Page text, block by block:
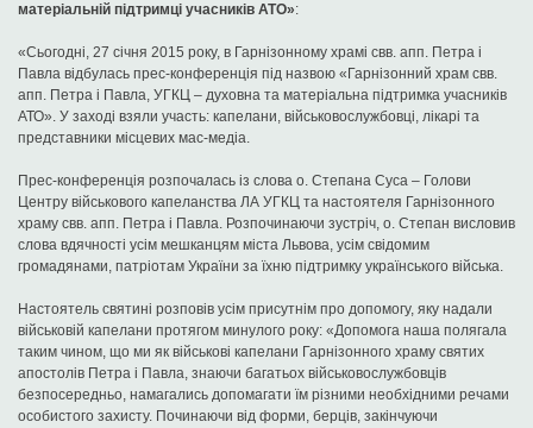
матеріальній підтримці учасників АТО»:
«Сьогодні, 27 січня 2015 року, в Гарнізонному храмі свв. апп. Петра і
Павла відбулась прес-конференція під назвою «Гарнізонний храм свв.
апп. Петра і Павла, УГКЦ – духовна та матеріальна підтримка учасників
АТО». У заході взяли участь: капелани, військовослужбовці, лікарі та
представники місцевих мас-медіа.
Прес-конференція розпочалась із слова о. Степана Суса – Голови
Центру військового капеланства ЛА УГКЦ та настоятеля Гарнізонного
храму свв. апп. Петра і Павла. Розпочинаючи зустріч, о. Степан висловив
слова вдячності усім мешканцям міста Львова, усім свідомим
громадянами, патріотам України за їхню підтримку українського війська.
Настоятель святині розповів усім присутнім про допомогу, яку надали
військовій капелани протягом минулого року: «Допомога наша полягала
таким чином, що ми як військові капелани Гарнізонного храму святих
апостолів Петра і Павла, знаючи багатьох військовослужбовців
безпосередньо, намагались допомагати їм різними необхідними речами
особистого захисту. Починаючи від форми, берців, закінчуючи